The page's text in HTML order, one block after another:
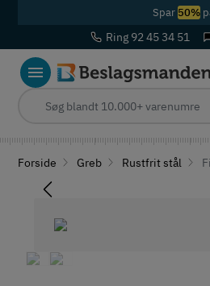
Spar 50%
Ring 92 45 34 51
Forside Greb Rustfrit stål